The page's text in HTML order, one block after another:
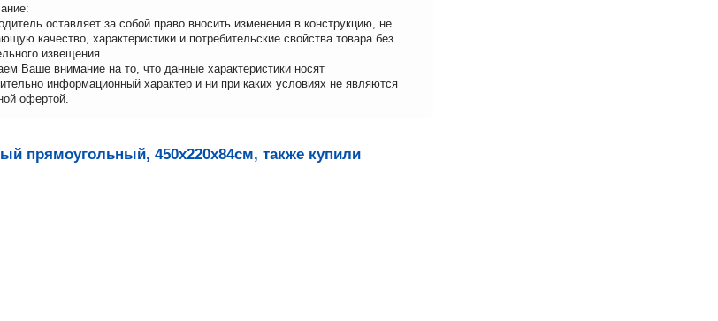
оставляет за собой право вносить изменения в конструкцию, не
качество, характеристики и потребительские свойства товара без
извещения.
Ваше внимание на то, что данные характеристики носят
информационный характер и ни при каких условиях не являются
офертой.
прямоугольный, 450х220х84см, также купили